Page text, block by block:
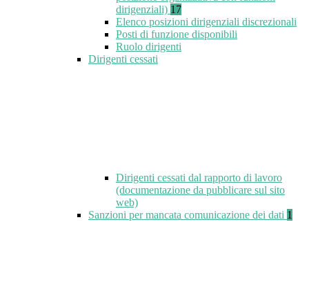
dirigenziali) 17
Elenco posizioni dirigenziali discrezionali
Posti di funzione disponibili
Ruolo dirigenti
Dirigenti cessati
Dirigenti cessati dal rapporto di lavoro
(documentazione da pubblicare sul sito
web)
Sanzioni per mancata comunicazione dei dati 1